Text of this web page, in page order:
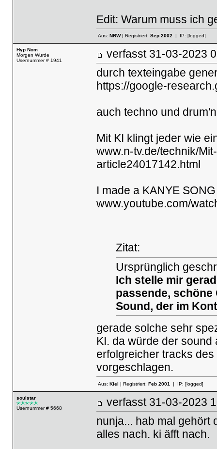
Edit: Warum muss ich
Aus: NRW| Registriert: Sep 2002| IP: [logged]
Hyp Nom
Morgen Wurde
Usernummer # 1941
verfasst 31-03-
durch texteingabe
https://google-
auch techno und
Mit KI klingt jeder wie
www.n-tv.de/technik/
article24017142.html
I made a KANYE
www.youtube.com/
Zitat:
Ursprünglich
Ich stelle mir
passende, schöne
Sound, der im
gerade solche sehr
KI. da würde der
erfolgreicher tracks
vorgeschlagen.
Aus: Kiel | Registriert: Feb 2001 | IP: [logged]
soulstar
Usernummer # 5668
verfasst 31-03-
nunja... hab mal gehört
alles nach. ki äfft nach.